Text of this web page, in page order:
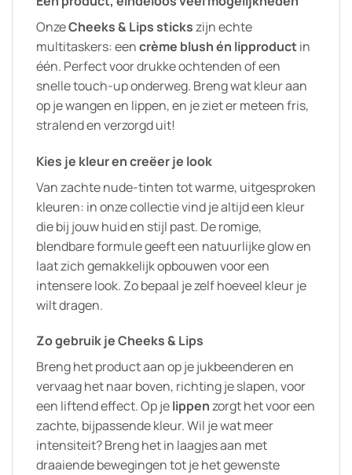
OnzeCheeks & Lips stickszijn echte
multitaskers: eencrème blush én lipproductin
één. Perfect voor drukke ochtenden of een
snelle touch-up onderweg. Breng wat kleur aan
op je wangen en lippen, en je ziet er meteen fris,
stralend en verzorgd uit!
Kies je kleur en creëer je look
Van zachte nude-tinten tot warme, uitgesproken
kleuren: in onze collectie vind je altijd een kleur
die bij jouw huid en stijl past. De romige,
blendbare formule geeft een natuurlijke glow en
laat zich gemakkelijk opbouwen voor een
intensere look. Zo bepaal je zelf hoeveel kleur je
wilt dragen.
Zo gebruik je Cheeks & Lips
Breng het product aan op je jukbeenderen en
vervaag het naar boven, richting je slapen, voor
een liftend effect. Op jelippenzorgt het voor een
zachte, bijpassende kleur. Wil je wat meer
intensiteit? Breng het in laagjes aan met
draaiende bewegingen tot je het gewenste